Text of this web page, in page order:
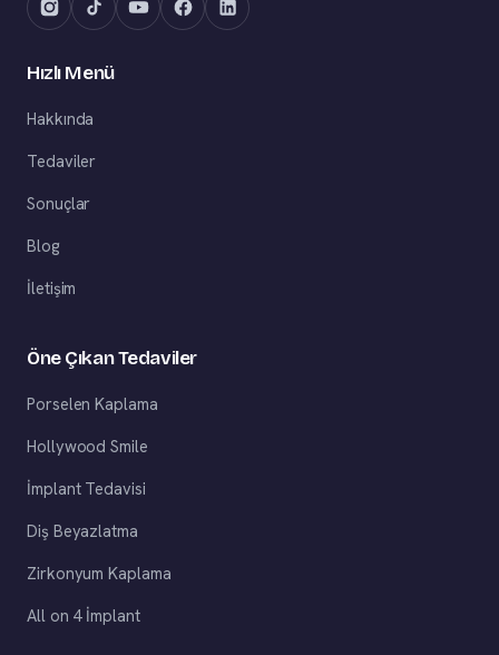
Hızlı Menü
Hakkında
Tedaviler
Sonuçlar
Blog
İletişim
Öne Çıkan Tedaviler
Porselen Kaplama
Hollywood Smile
İmplant Tedavisi
Diş Beyazlatma
Zirkonyum Kaplama
All on 4 İmplant